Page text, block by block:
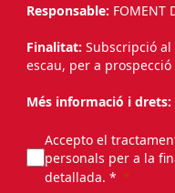
Responsable: FOMENT
Finalitat: Subscripció
escau, per a
Més informació i drets:
Accepto el
personals per a la
detallada. *